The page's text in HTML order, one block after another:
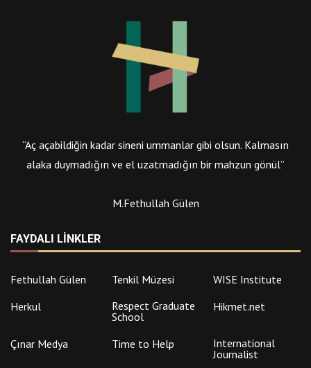
“Aç açabildiğin kadar sineni ummanlar gibi olsun. Kalmasın
alaka duymadığın ve el uzatmadığın bir mahzun gönül”
M.Fethullah Gülen
FAYDALI LINKLER
Fethullah Gülen Tenkil Müzesi
WISE Institute
Herkul
Respect Graduate
School
Hikmet.net
Çınar Medya Time to Help
International
Journalist